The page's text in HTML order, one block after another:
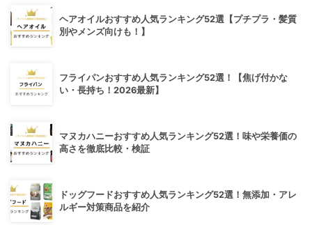
ヘアオイルおすすめ人気ランキング52選【プチプラ・髪質
別やメンズ向けも！】
フライパンおすすめ人気ランキング52選！【焦げ付かな
い・長持ち！2026最新】
マヌカハニーおすすめ人気ランキング52選！味や栄養価の
高さを徹底比較・検証
ドッグフードおすすめ人気ランキング52選！無添加・アレ
ルギー対策商品を紹介